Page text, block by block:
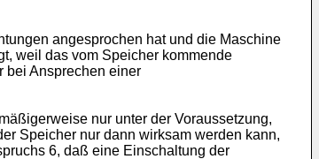
angesprochen hat und die Maschine
weil das vom Speicher kommende
bei Ansprechen einer
nur unter der Voraussetzung,
Speicher nur dann wirksam werden kann,
6, daß eine Einschaltung der